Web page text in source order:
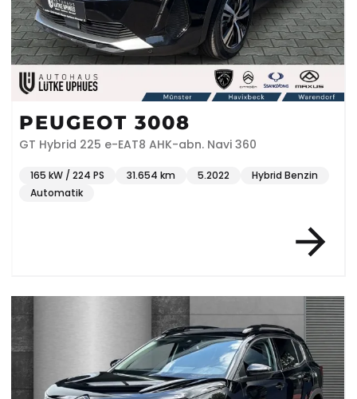
PEUGEOT 3008
GT Hybrid 225 e-EAT8 AHK-abn. Navi 360
165 kW / 224 PS 31.654 km 5.2022
Hybrid Benzin
Automatik